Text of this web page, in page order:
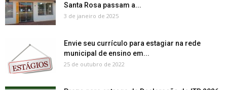
Santa Rosa passam a...
3 de janeiro de 2025
Envie seu currículo para estagiar na rede
municipal de ensino em...
25 de outubro de 2022